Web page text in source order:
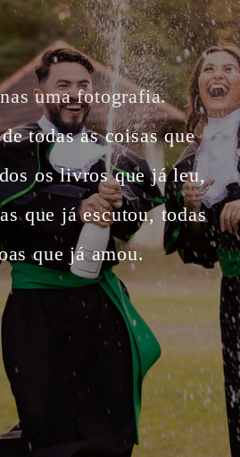
uma fotografia.
todas as coisas que
os livros que já leu,
que já escutou, todas
que já amou.